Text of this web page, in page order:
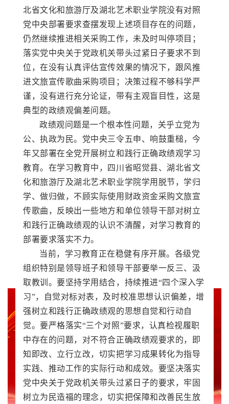
北省文化和旅游厅及湖北艺术职业学院没有对照
党中央部署要求查摆发现上述项目存在的问题，
仍然继续推进相关采购工作，未及时叫停项目；
落实党中央关于党政机关带头过紧日子要求不到
位，在没有认真评估宣传效果的情况下，跟风推
进文旅宣传歌曲采购项目；决策过程不够科学严
谨，没有进行充分论证，带有主观盲目性，这是
典型的政绩观偏差问题。
政绩观问题是一个根本性问题，关乎立党为
公、执政为民。党中央三令五申、响鼓重槌，今
年又部署在全党开展树立和践行正确政绩观学习
教育。在学习教育中，四川省昭觉县、湖北省文
化和旅游厅及湖北艺术职业学院学用脱节，学归
学、做归做，不顾实际使用财政资金采购文旅宣
传歌曲，反映出一些地方和单位领导干部对树立
和践行正确政绩观的认识不清醒，对学习教育的
部署要求落实不力。
当前，学习教育正在稳健有序开展。各级党
组织特别是领导班子和领导干部要举一反三、汲
取教训。要坚持学用结合，持续推进“四个深入学
习”，自觉对标对表，及时校准思想认识偏差，增
强树立和践行正确政绩观的思想自觉和行动自
觉。要严格落实“三个对照”要求，认真检视履职
中存在的问题，对不符合正确政绩观要求的，即
知即改、立行立改，切实把学习成果转化为指导
实践、推动工作的实际行动和成效。要坚决落实
党中央关于党政机关带头过紧日子的要求，牢固
树立为民造福的理念，切实把保障和改善民生放